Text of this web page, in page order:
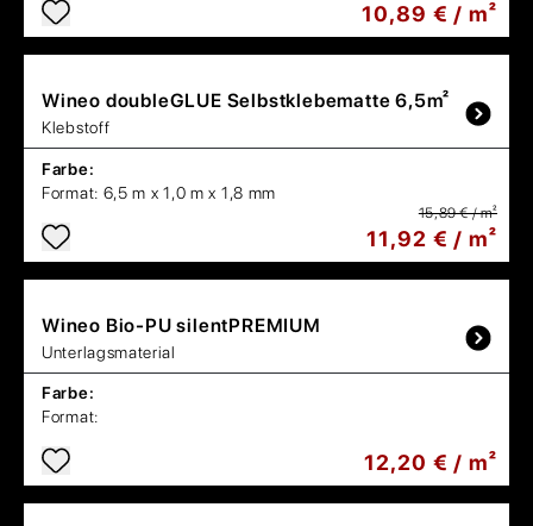
10,89 € / m²
Wineo doubleGLUE Selbstklebematte 6,5m²
Klebstoff
Farbe:
Format: 6,5 m x 1,0 m x 1,8 mm
15,89 € / m²
11,92 € / m²
Wineo Bio-PU silentPREMIUM
Unterlagsmaterial
Farbe:
Format:
12,20 € / m²